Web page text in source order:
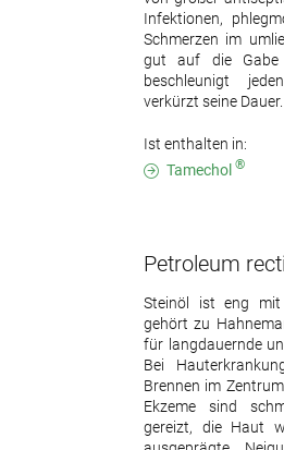
Infektionen,
Schmerzen im
gut auf die Gabe
beschleunigt
verkürzt seine Dauer.
Ist enthalten in:
Tamechol ®
Petroleum
Steinöl ist eng mit
gehört zu
für langdauernde
Bei
Brennen im
Ekzeme sind
gereizt, die Haut